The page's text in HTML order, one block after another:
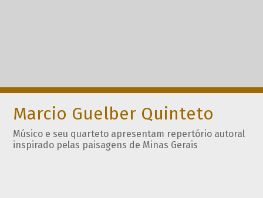
Marcio Guelber Quinteto
Músico e seu quarteto apresentam repertório autoral
inspirado pelas paisagens de Minas Gerais